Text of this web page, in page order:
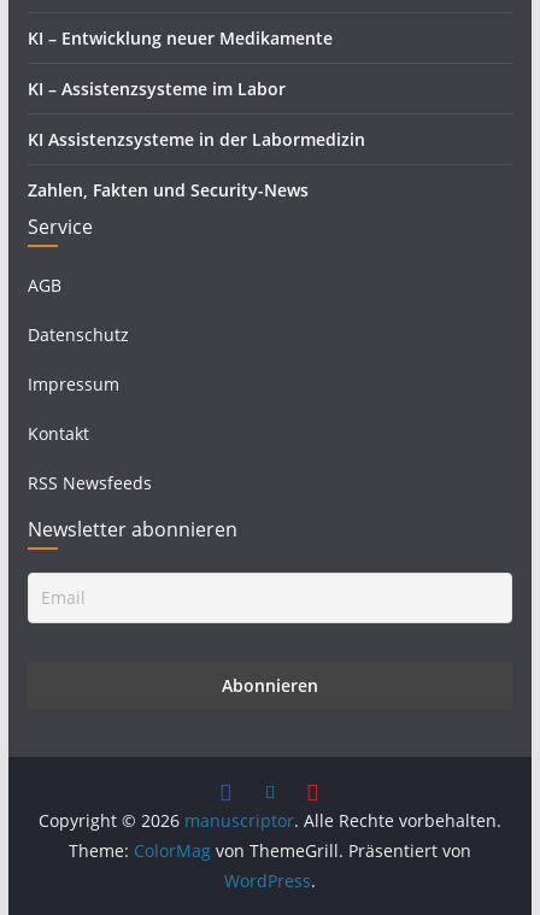
KI – Entwicklung neuer Medikamente
KI – Assistenzsysteme im Labor
KI Assistenzsysteme in der Labormedizin
Zahlen, Fakten und Security-News
Service
AGB
Datenschutz
Impressum
Kontakt
RSS Newsfeeds
Newsletter abonnieren
Copyright © 2026 manuscriptor. Alle Rechte vorbehalten.
Theme: ColorMagvon ThemeGrill. Präsentiert von
WordPress.